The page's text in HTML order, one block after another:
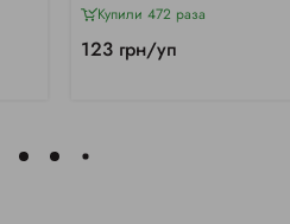
Купили 472 раза
123 грн/уп